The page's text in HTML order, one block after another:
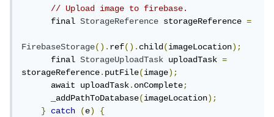
// Upload image to firebase.
      final
StorageReference storageReference =
FirebaseStorage().ref().child(imageLocation);
      final
StorageUploadTask uploadTask =
storageReference.putFile(image);
      await uploadTask
.onComplete;
      _addPathToDatabase
(imageLocation);
}
catch (e)
{